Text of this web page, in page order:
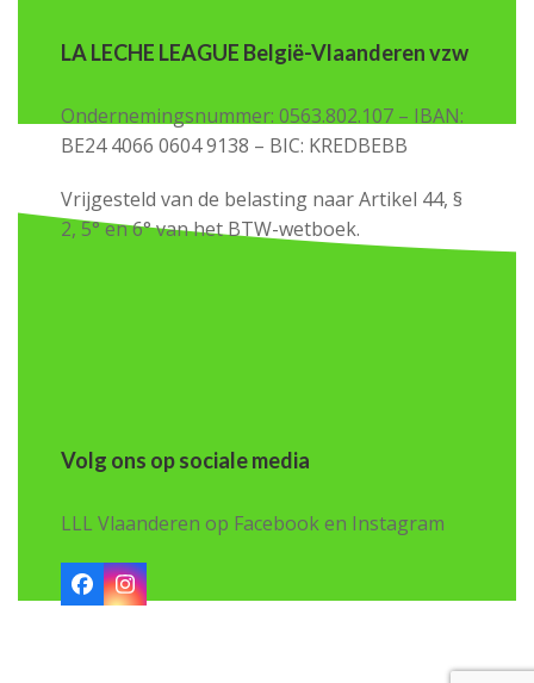
LA LECHE LEAGUE België-Vlaanderen vzw
Ondernemingsnummer: 0563.802.107 – IBAN:
BE24 4066 0604 9138 – BIC: KREDBEBB
Vrijgesteld van de belasting naar Artikel 44, §
2, 5° en 6° van het BTW-wetboek.
Volg ons op sociale media
LLL Vlaanderen op Facebook en Instagram
FacebookInstagram